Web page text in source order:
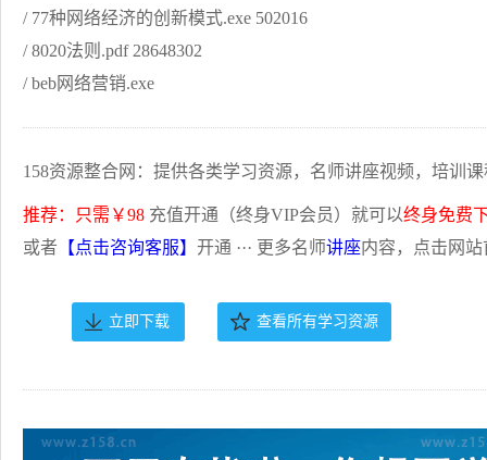
/ 77种网络经济的创新模式.exe 502016
/ 8020法则.pdf 28648302
/ beb网络营销.exe
158资源整合网：提供各类学习资源，名师讲座视频，培训
推荐：只需￥98 充值开通（终身VIP会员）就可以终身免费
或者 【点击咨询客服】 开通 ··· 更多名师讲座内容，点击网
立即下载 查看所有学习资源